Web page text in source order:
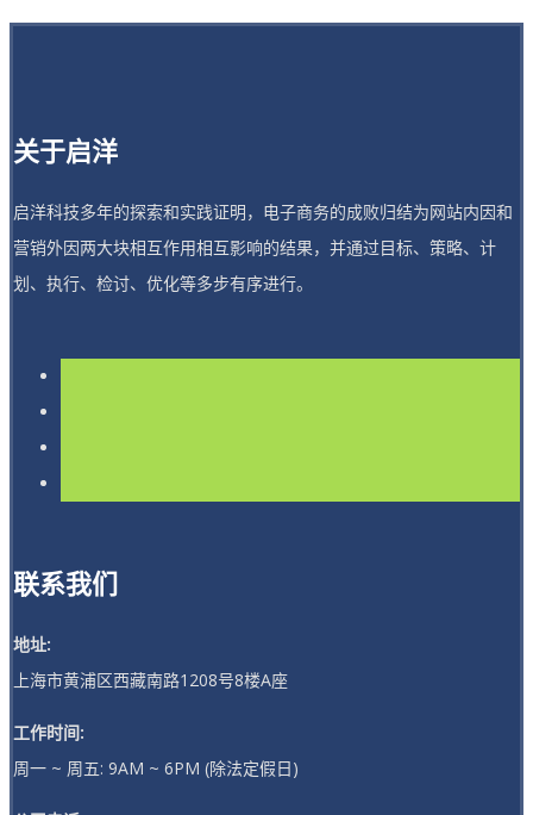
关于启洋
启洋科技多年的探索和实践证明，电子商务的成败归结为网站内因和
营销外因两大块相互作用相互影响的结果，并通过目标、策略、计
划、执行、检讨、优化等多步有序进行。
联系我们
地址:
上海市黄浦区西藏南路1208号8楼A座
工作时间:
周一 ~ 周五: 9AM ~ 6PM (除法定假日)